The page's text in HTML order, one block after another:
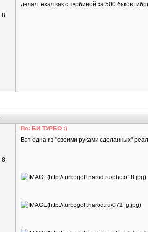
8
делал. ехал как с турбиной за 500 баков
8
Re: БИ ТУРБО :)
Вот одна из "своими руками сделанных"